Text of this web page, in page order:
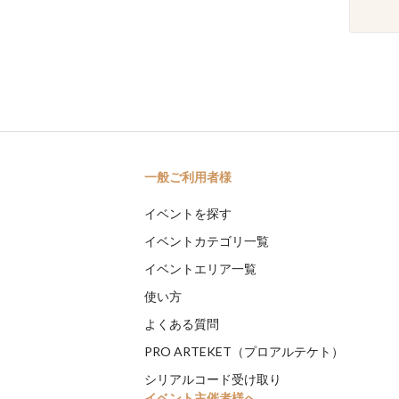
一般ご利用者様
イベントを探す
イベントカテゴリ一覧
イベントエリア一覧
使い方
よくある質問
PRO ARTEKET（プロアルテケト）
シリアルコード受け取り